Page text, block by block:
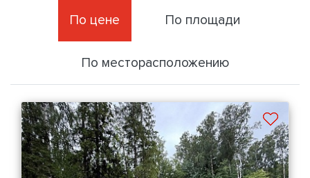
По цене По площади
По месторасположению